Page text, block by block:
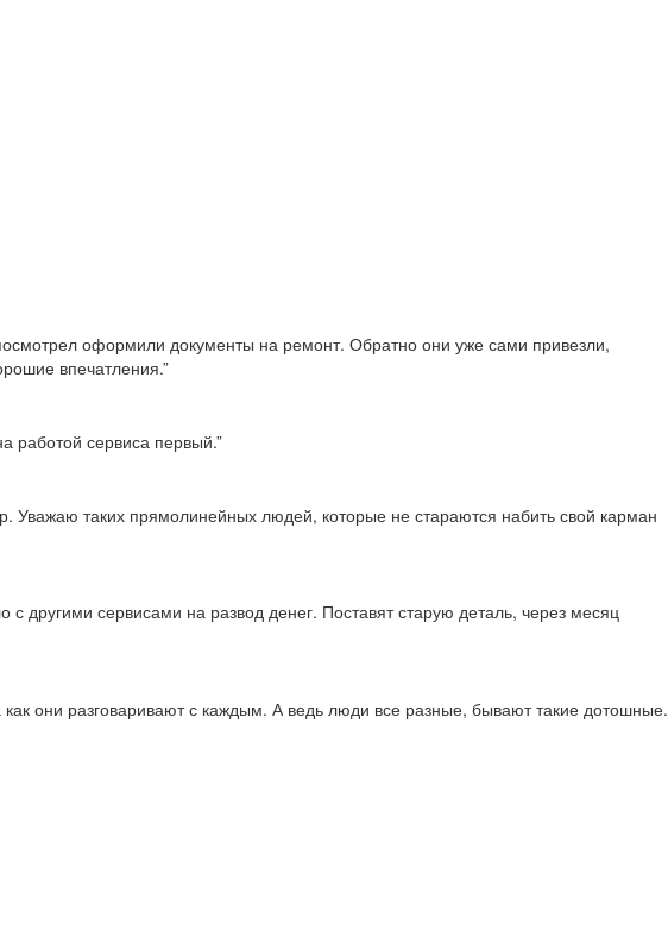
оформили документы на ремонт. Обратно они уже сами привезли,
впечатления.”
работой сервиса первый.”
Уважаю таких прямолинейных людей, которые не стараются набить свой карман
другими сервисами на развод денег. Поставят старую деталь, через месяц
они разговаривают с каждым. А ведь люди все разные, бывают такие дотошные.